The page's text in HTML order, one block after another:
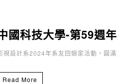
國科技大學-第59週
視設計系2024年系友回娘家活動，圓滿
Read More